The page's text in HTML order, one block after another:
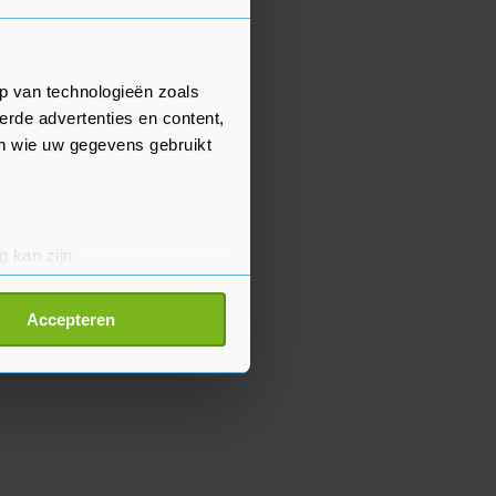
van technologieën zoals
advertenties en content,
wie uw gegevens gebruikt
kan zijn
detailgedeelte
Accepteren